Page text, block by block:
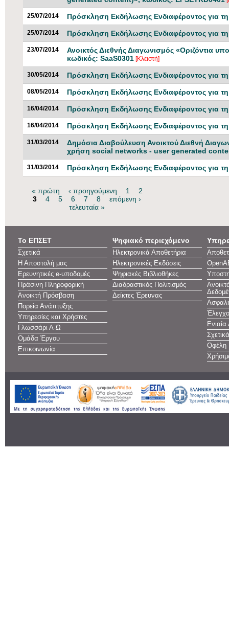
25/07/2014 Πρόσκληση Εκδήλωσης Ενδιαφέροντος για
25/07/2014 Πρόσκληση Εκδήλωσης Ενδιαφέροντος για
23/07/2014
Ανοικτός Διεθνής Διαγωνισμός «Οριζόντια
κωδικός: SaaS0301 [Κλειστή]
30/05/2014 Πρόσκληση Εκδήλωσης Ενδιαφέροντος για
08/05/2014 Πρόσκληση Εκδήλωσης Ενδιαφέροντος για
16/04/2014 Πρόσκληση Εκδήλωσης Ενδιαφέροντος για
16/04/2014 Πρόσκληση Εκδήλωσης Ενδιαφέροντος για
31/03/2014
Δημόσια Διαβούλευση Ανοικτού Διεθνή
χρήση social networks - user generated
31/03/2014 Πρόσκληση Εκδήλωσης Ενδιαφέροντος για
Σελίδες
« πρώτη ‹ προηγούμενη 1
2
3
4 5 6 7 8
επόμενη ›
τελευταία »
Το ΕΠΣΕΤ
Σχετικά
Η Αποστολή μας
Ερευνητικές e-υποδομές
Πράσινη Πληροφορική
Ανοικτή Πρόσβαση
Πορεία Ανάπτυξης
Υπηρεσίες και Χρήστες
Γλωσσάρι Α-Ω
Ομάδα Έργου
Επικοινωνία
Ψηφιακό περιεχόμενο
Ηλεκτρονικά Αποθετήρια
Ηλεκτρονικές Εκδόσεις
Ψηφιακές Βιβλιοθήκες
Διαδραστικός Πολιτισμός
Δείκτες Έρευνας
Σχετικά
Οφέλη